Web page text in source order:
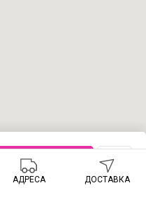
АДРЕСА ДОСТАВКА